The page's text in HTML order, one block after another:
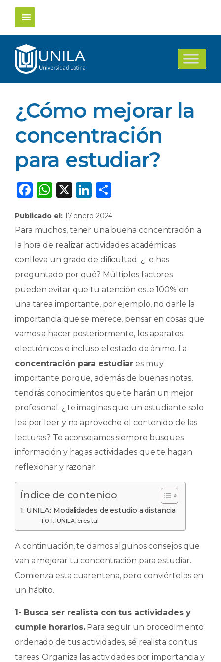
Saltar
contenido
¿Cómo mejorar la
concentración
para estudiar?
F
c
e
b
o
o
k
W
a
ts
A
p
p
X
Li
k
e
dI
n
m
p
ar
ti
r
Publicado el: 17 enero 2024
Para muchos, tener una buena concentración a
la hora de realizar actividades académicas
conlleva un grado de dificultad. ¿Te has
preguntado por qué? Múltiples factores
pueden evitar que tu atención este 100% en
una tarea importante, por ejemplo, no darle la
importancia que se merece, pensar en cosas que
vamos a hacer posteriormente, los aparatos
electrónicos e incluso el estado de ánimo. La
concentración para estudiar es muy
importante porque, además de buenas notas,
tendrás conocimientos que te harán un mejor
profesional. ¿Te imaginas que un estudiante solo
lea por leer y no aproveche el contenido de las
lecturas? Te aconsejamos siempre busques
información y hagas actividades que te hagan
reflexionar y razonar.
Índice de contenido
UNILA: Modalidades de estudio a distancia
¡UNILA, eres tú!
A continuación, te damos algunos consejos que
van a mejorar tu concentración para estudiar.
Comienza esta cuarentena, pero conviértelos en
un hábito.
1- Busca ser realista con tus actividades y
cumple horarios.Para seguir un procedimiento
ordenado de tus actividades, sé realista con tus
tareas. Organiza las actividades por importancia y